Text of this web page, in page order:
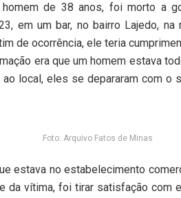
homem de 38 anos, foi morto a
em um bar, no bairro Lajedo,
de ocorrência, ele teria
era que um homem estava
ao local, eles se depararam com o
Foto: Arquivo Fatos de Minas
estava no estabelecimento
da vítima, foi tirar satisfação com